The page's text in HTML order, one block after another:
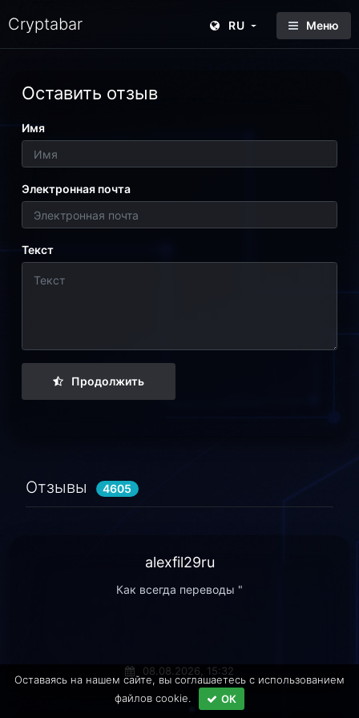
Cryptabar Меню
RU
Оставить отзыв
Имя
Электронная почта
Текст
Продолжить
Отзывы 4605
alexfil29ru
Как всегда переводы "
08.08.2026, 15:32
Оставаясь на нашем сайте, вы соглашаетесь c использованием
файлов cookie.
ОК